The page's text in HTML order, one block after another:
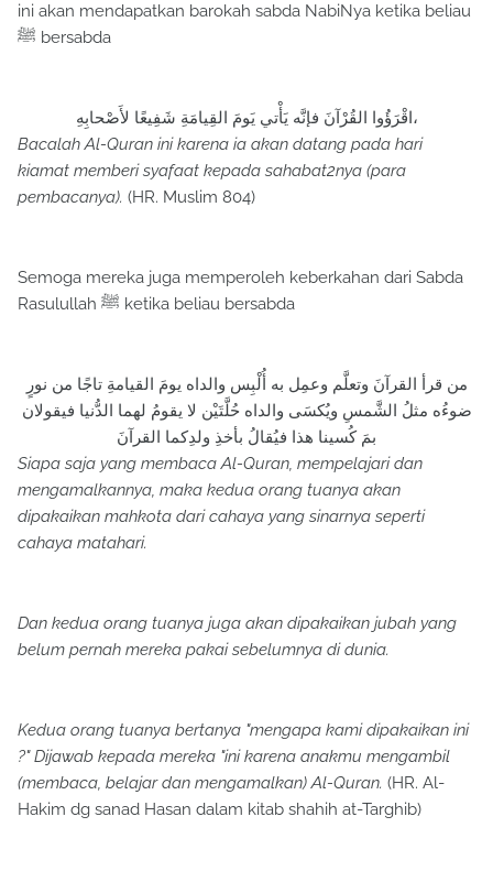
ini akan mendapatkan barokah sabda NabiNya ketika beliau
ﷺ bersabda
اقْرَؤُوا القُرْآنَ فإنَّه يَأْتي يَومَ القِيامَةِ شَفِيعًا لأَصْحابِهِ،
Bacalah Al-Quran ini karena ia akan datang pada hari
kiamat memberi syafaat kepada sahabat2nya (para
pembacanya). (HR. Muslim 804)
Semoga mereka juga memperoleh keberkahan dari Sabda
Rasulullah ﷺ ketika beliau bersabda
من قرأ القرآنَ وتعلَّم وعمِل به أُلْبِس والداه يومَ القيامةِ تاجًا من نورٍ
ضوءُه مثلُ الشَّمسِ ويُكسَى والداه حُلَّتَيْن لا يقومُ لهما الدُّنيا فيقولان
بمَ كُسينا هذا فيُقالُ بأخذِ ولدِكما القرآنَ
Siapa saja yang membaca Al-Quran, mempelajari dan
mengamalkannya, maka kedua orang tuanya akan
dipakaikan mahkota dari cahaya yang sinarnya seperti
cahaya matahari.
Dan kedua orang tuanya juga akan dipakaikan jubah yang
belum pernah mereka pakai sebelumnya di dunia.
Kedua orang tuanya bertanya "mengapa kami dipakaikan ini
?" Dijawab kepada mereka "ini karena anakmu mengambil
(membaca, belajar dan mengamalkan) Al-Quran. (HR. Al-
Hakim dg sanad Hasan dalam kitab shahih at-Targhib)